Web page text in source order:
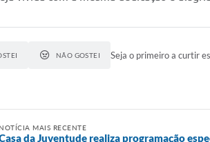
NÃO GOSTEI Seja o primeiro a curtir
NOTÍCIA MAIS RECENTE
da Juventude realiza programação